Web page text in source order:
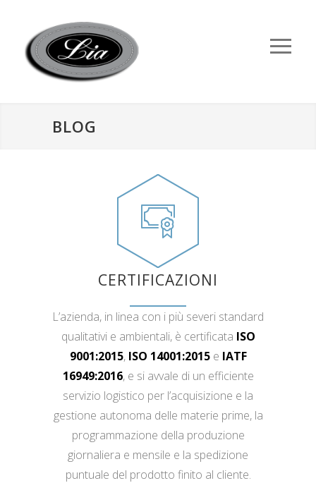
BLOG
CERTIFICAZIONI
L’azienda, in linea con i più severi standard
qualitativi e ambientali, è certificata ISO
9001:2015, ISO 14001:2015e IATF
16949:2016, e si avvale di un efficiente
servizio logistico per l’acquisizione e la
gestione autonoma delle materie prime, la
programmazione della produzione
giornaliera e mensile e la spedizione
puntuale del prodotto finito al cliente.